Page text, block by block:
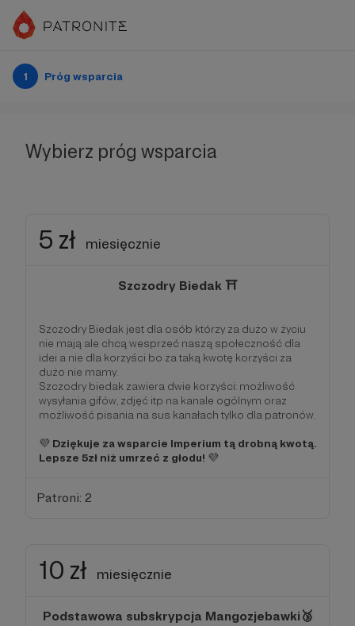
1 Próg wsparcia
Wybierz próg wsparcia
5 zł miesięcznie
Szczodry Biedak ⛩️
Szczodry Biedak jest dla osób którzy za dużo w życiu
nie mają ale chcą wesprzeć naszą społeczność dla
idei a nie dla korzyści bo za taką kwotę korzyści za
dużo nie mamy.
Szczodry biedak zawiera dwie korzyści: możliwość
wysyłania gifów, zdjęć itp na kanale ogólnym oraz
możliwość pisania na sus kanałach tylko dla patronów.
💜 Dziękuje za wsparcie Imperium tą drobną kwotą.
Lepsze 5zł niż umrzeć z głodu! 💜
Patroni: 2
10 zł miesięcznie
Podstawowa subskrypcja Mangozjebawki🥉